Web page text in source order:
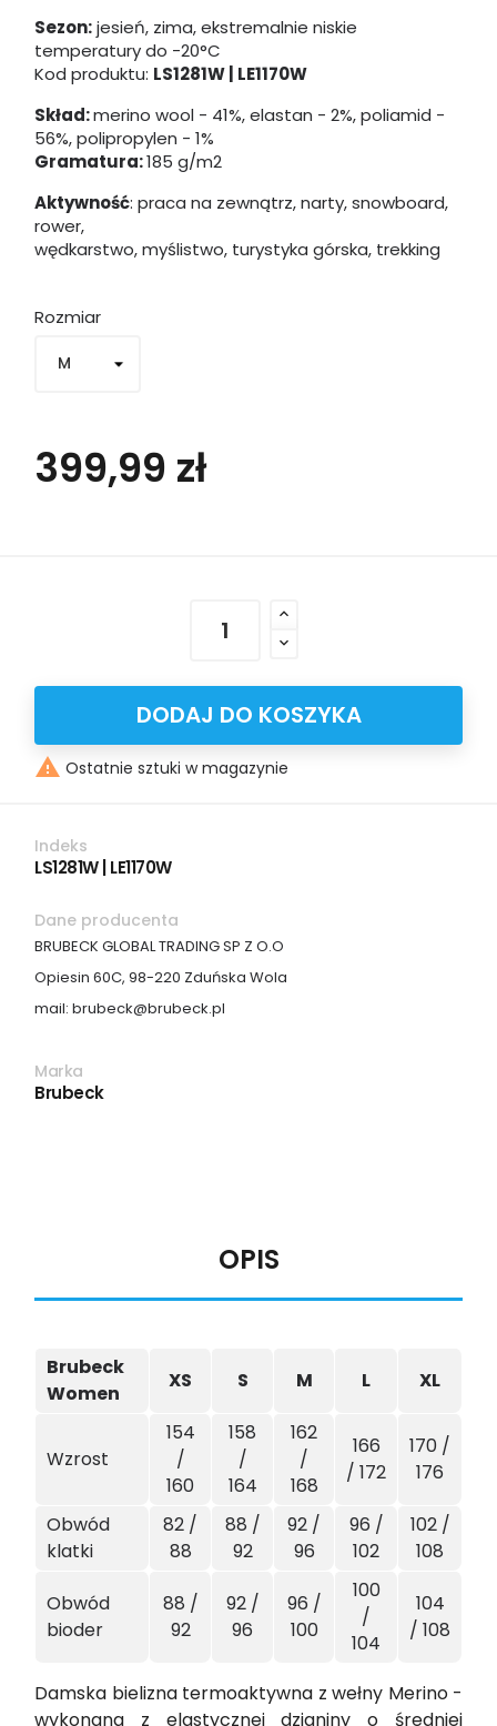
Sezon:jesień, zima, ekstremalnie niskie
temperaturydo -20°C
Kod produktu: LS1281W | LE1170W
Skład:merino wool - 41%, elastan - 2%, poliamid -
56%, polipropylen - 1%
Gramatura:185 g/m2
Aktywność: praca na zewnątrz, narty, snowboard,
rower,
wędkarstwo, myślistwo, turystyka górska, trekking
Rozmiar
399,99 zł
DODAJ DO KOSZYKA
 Ostatnie sztuki w magazynie
Indeks
LS1281W | LE1170W
Dane producenta
BRUBECK GLOBAL TRADING SP Z O.O
Opiesin 60C, 98-220 Zduńska Wola
mail: brubeck@brubeck.pl
Marka
Brubeck
OPIS
Brubeck
Women
XS S M L XL
Wzrost
154
/
160
158
/
164
162
/
168
166
/ 172
170 /
176
Obwód
klatki
82 /
88
88 /
92
92 /
96
96 /
102
102 /
108
Obwód
bioder
88 /
92
92 /
96
96 /
100
100
/
104
104
/ 108
Damska bielizna termoaktywna z wełny Merino -
wykonana z elastycznej dzianiny o średniej